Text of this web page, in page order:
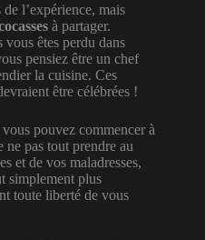
l’expérience, mais
à partager.
êtes perdu dans
pensiez être un chef
la cuisine. Ces
être célébrées !
pouvez commencer à
ne pas tout prendre au
et de vos maladresses,
simplement plus
toute liberté de vous